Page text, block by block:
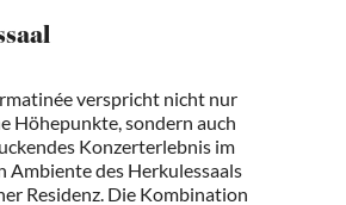
verspricht nicht nur
Höhepunkte, sondern auch
Konzerterlebnis im
Ambiente des Herkulessaals
Residenz. Die Kombination